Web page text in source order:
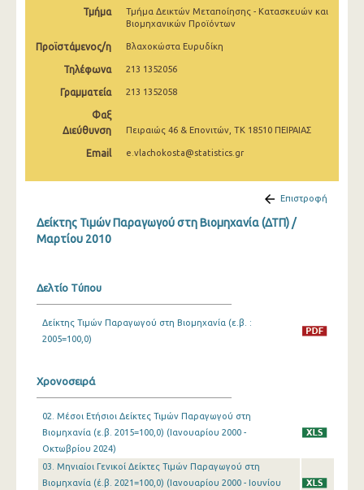
Ιουλίου 2025
Ιουνίου 2025
Απριλίου 2025
Μαρτίου 2025
Δεκεμβρίου 2024
Οκτωβρίου 2024
Αυγούστου 2024
Ιουνίου 2024
Μαΐου 2024
Απριλίου 2024
Τμήμα
Τμήμα Δεικτών Μεταποίησης - Κατασκευών και
Βιομηχανικών Προϊόντων
Προϊστάμενος/η Βλαχοκώστα Ευρυδίκη
Τηλέφωνα 213 1352056
Γραμματεία 213 1352058
Φαξ
Διεύθυνση
Πειραιώς 46 & Επονιτών, ΤΚ 18510 ΠΕΙΡΑΙΑΣ
Email e.vlachokosta@statistics.gr
Επιστροφή
Δείκτης Τιμών Παραγωγού στη Βιομηχανία (ΔΤΠ) /
Μαρτίου 2010
Δελτίο Τύπου
Δείκτης Τιμών Παραγωγού στη Βιομηχανία (ε.β. :
2005=100,0)
Χρονοσειρά
02. Μέσοι Ετήσιοι Δείκτες Τιμών Παραγωγού στη
Βιομηχανία (ε.β. 2015=100,0) (Ιανουαρίου 2000 -
Οκτωβρίου 2024)
03. Μηνιαίοι Γενικοί Δείκτες Τιμών Παραγωγού στη
Βιομηχανία (έ.β. 2021=100,0) (Ιανουαρίου 2000 - Ιουνίου